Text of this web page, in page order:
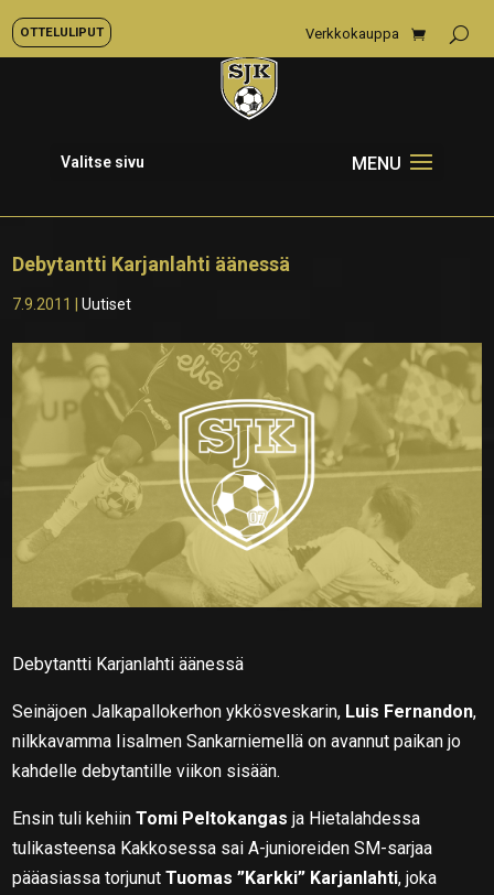
OTTELULIPUT Verkkokauppa
Valitse sivu
Debytantti Karjanlahti äänessä
7.9.2011 |Uutiset
Debytantti Karjanlahti äänessä
Seinäjoen Jalkapallokerhon ykkösveskarin, Luis Fernandon,
nilkkavamma Iisalmen Sankarniemellä on avannut paikan jo
kahdelle debytantille viikon sisään.
Ensin tuli kehiinTomi Peltokangas ja Hietalahdessa
tulikasteensa Kakkosessa sai A-junioreiden SM-sarjaa
pääasiassa torjunutTuomas ”Karkki” Karjanlahti, joka